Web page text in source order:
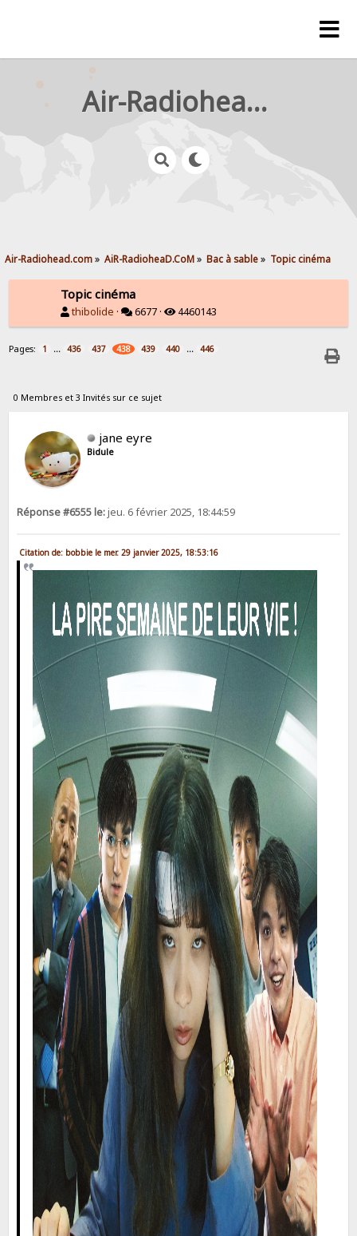
Air-Radiohead.com
Air-Radiohead.com» AiR-RadioheaD.CoM» Bac à sable» Topic cinéma
Topic cinéma
thibolide · 6677 · 4460143
Pages: 1 ... 436 437 438 439 440 ... 446
0 Membres et 3 Invités sur ce sujet
jane eyre
Bidule
Réponse #6555 le:jeu. 6 février 2025, 18:44:59
Citation de: bobbie le mer. 29 janvier 2025, 18:53:16